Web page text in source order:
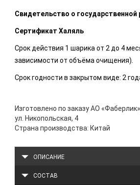
Свидетельство о государственной
Сертификат Халяль
Срок действия 1 шарика от 2 до 4
зависимости от объёма очищения).
Срок годности в закрытом виде: 2
Изготовлено по заказу АО
ул. Никопольская, 4
Страна производства: Китай
ОПИСАНИЕ
СОСТАВ